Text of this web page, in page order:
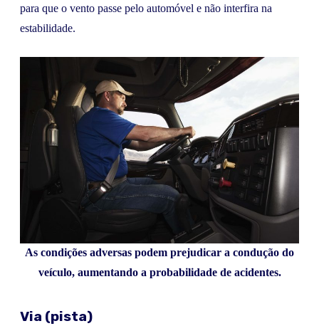
para que o vento passe pelo automóvel e não interfira na
estabilidade.
As condições adversas podem prejudicar a condução do
veículo, aumentando a probabilidade de acidentes.
Via (pista)